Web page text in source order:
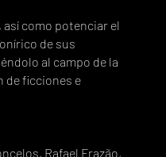
como potenciar el
de sus
al campo de la
de ficciones e
Rafael Frazão,